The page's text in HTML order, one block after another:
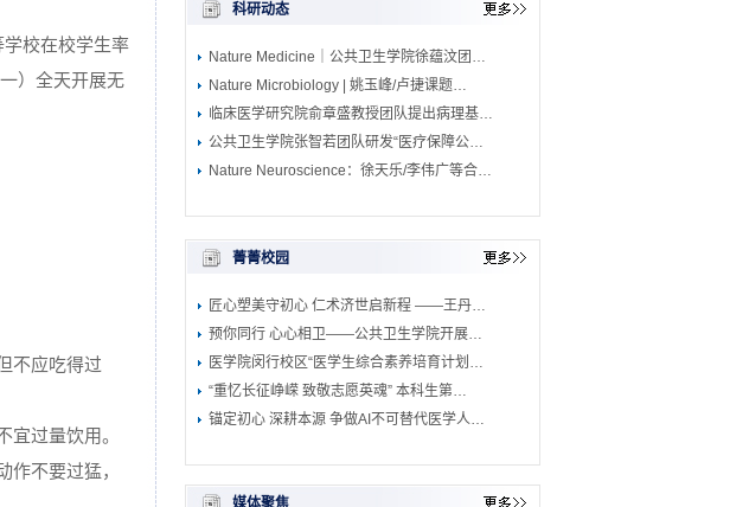
校在校学生率
）全天开展无
不应吃得过
过量饮用。
不要过猛，
科研动态
Nature Medicine｜公共卫生学院徐蕴汶团…
Nature Microbiology | 姚玉峰/卢捷课题…
临床医学研究院俞章盛教授团队提出病理基…
公共卫生学院张智若团队研发“医疗保障公…
Nature Neuroscience：徐天乐/李伟广等合…
菁菁校园
匠心塑美守初心 仁术济世启新程 ——王丹…
预你同行 心心相卫——公共卫生学院开展…
医学院闵行校区“医学生综合素养培育计划…
“重忆长征峥嵘 致敬志愿英魂” 本科生第…
锚定初心 深耕本源 争做AI不可替代医学人…
媒体聚焦